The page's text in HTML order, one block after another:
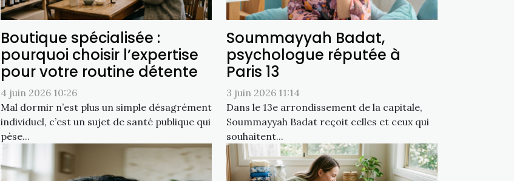
Boutique spécialisée :
pourquoi choisir l’expertise
pour votre routine détente
4 juin 2026 10:26
Mal dormir n’est plus un simple désagrément
individuel, c’est un sujet de santé publique qui
pèse...
Soummayyah Badat,
psychologue réputée à
Paris 13
3 juin 2026 11:14
Dans le 13e arrondissement de la capitale,
Soummayyah Badat reçoit celles et ceux qui
souhaitent...